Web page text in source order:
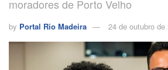
moradores de Porto Velho
by Portal Rio Madeira 24 de outubro de